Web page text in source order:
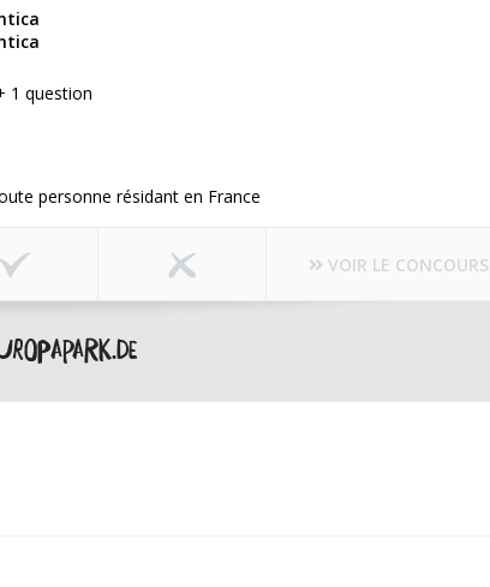
1 question
personne résidant en France
VOIR LE CONCOURS